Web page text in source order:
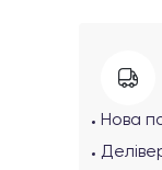
Нова